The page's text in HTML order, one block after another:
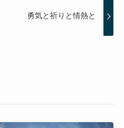
勇気と祈りと情熱と